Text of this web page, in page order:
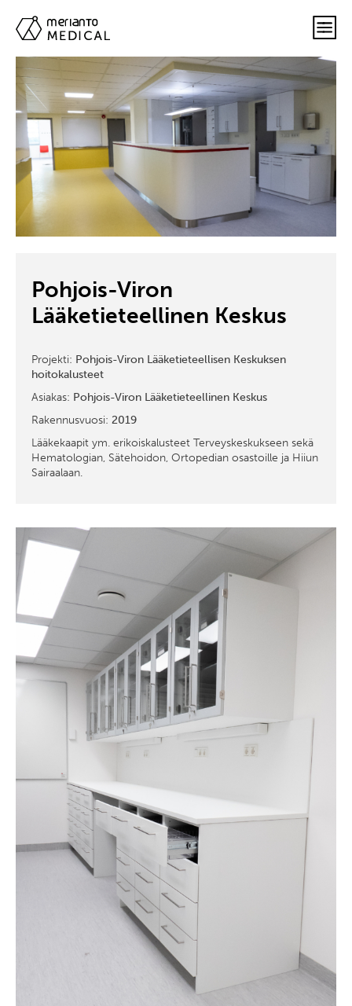
Pohjois-Viron
Lääketieteellinen Keskus
Projekti: Pohjois-Viron Lääketieteellisen Keskuksen
hoitokalusteet
Asiakas: Pohjois-Viron Lääketieteellinen Keskus
Rakennusvuosi: 2019
Lääkekaapit ym. erikoiskalusteet Terveyskeskukseen sekä
Hematologian, Sätehoidon, Ortopedian osastoille ja Hiiun
Sairaalaan.